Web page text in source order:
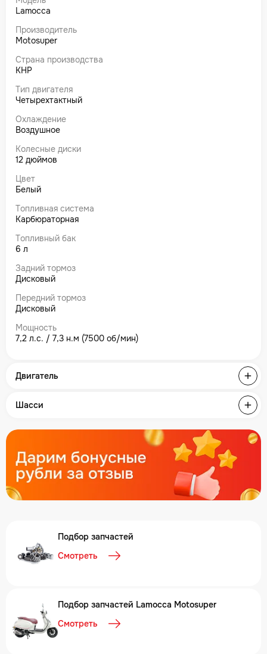
Lamocca
Производитель
Motosuper
Страна производства
КНР
Тип двигателя
Четырехтактный
Охлаждение
Воздушное
Колесные диски
12 дюймов
Цвет
Белый
Топливная система
Карбюраторная
Топливный бак
6 л
Задний тормоз
Дисковый
Передний тормоз
Дисковый
Мощность
7,2 л.с. / 7,3 н.м (7500 об/мин)
Двигатель
Шасси
Подбор запчастей
Смотреть
Подбор запчастей Lamocca Motosuper
Смотреть